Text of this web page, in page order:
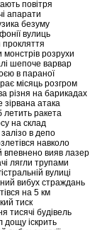
повітря
апарати
безуму
вулиць
монстрів розрухи
шепоче варвар
в параної
місяць розгром
різня на барикадах
зірвана атака
летить ракета
на склад
в депо
навколо
впевнено вияв лазер
лягли трупами
вулиці
вибух страждань
на 5 км
тиск
тисячі будівель
дощу іскрить